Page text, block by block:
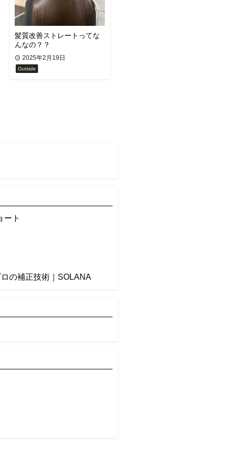
髪質改善ストレートってな
んなの？？
2025年2月19日
Outside
ート
の補正技術｜SOLANA